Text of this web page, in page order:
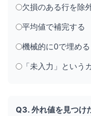
欠損のある行を除
平均値で補完する
機械的に0で埋める
「未入力」という
Q3. 外れ値を見つけ